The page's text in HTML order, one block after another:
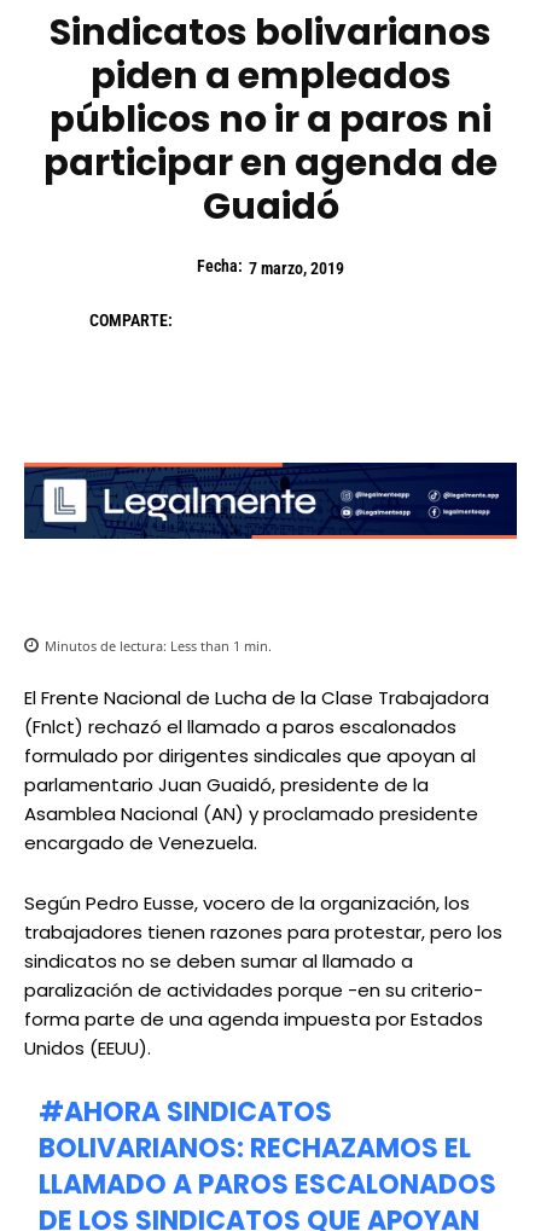
Sindicatos bolivarianos
piden a empleados
públicos no ir a paros ni
participar en agenda de
Guaidó
Fecha: 7 marzo, 2019
COMPARTE:
Minutos de lectura: Less than 1 min.
El Frente Nacional de Lucha de la Clase Trabajadora
(Fnlct) rechazó el llamado a paros escalonados
formulado por dirigentes sindicales que apoyan al
parlamentario Juan Guaidó, presidente de la
Asamblea Nacional (AN) y proclamado presidente
encargado de Venezuela.
Según Pedro Eusse, vocero de la organización, los
trabajadores tienen razones para protestar, pero los
sindicatos no se deben sumar al llamado a
paralización de actividades porque -en su criterio-
forma parte de una agenda impuesta por Estados
Unidos (EEUU).
#AHORASINDICATOS
BOLIVARIANOS: RECHAZAMOS EL
LLAMADO A PAROS ESCALONADOS
DE LOS SINDICATOS QUE APOYAN